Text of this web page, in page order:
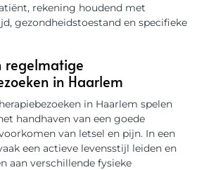
rekening houdend met
gezondheidstoestand en specifieke
regelmatige
in Haarlem
in Haarlem spelen
handhaven van een goede
van letsel en pijn. In een
een actieve levensstijl leiden en
aan verschillende fysieke